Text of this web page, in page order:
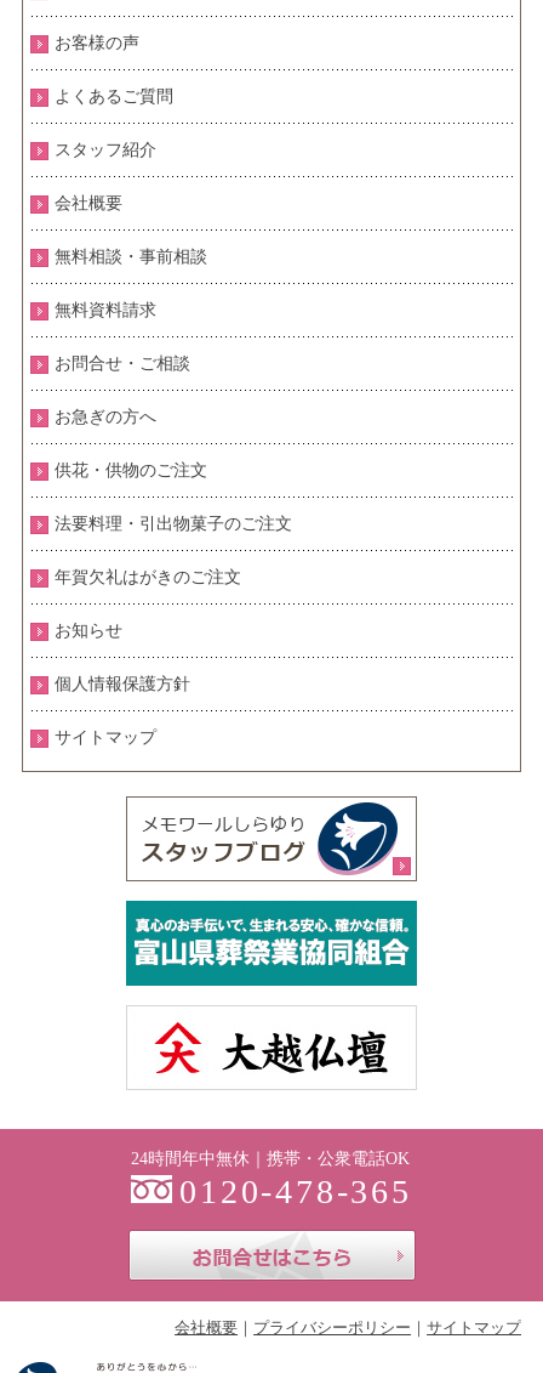
お客様の声
よくあるご質問
スタッフ紹介
会社概要
無料相談・事前相談
無料資料請求
お問合せ・ご相談
お急ぎの方へ
供花・供物のご注文
法要料理・引出物菓子のご注文
年賀欠礼はがきのご注文
お知らせ
個人情報保護方針
サイトマップ
24時間年中無休｜携帯・公衆電話OK
0120-478-365
会社概要 プライバシーポリシー サイトマップ